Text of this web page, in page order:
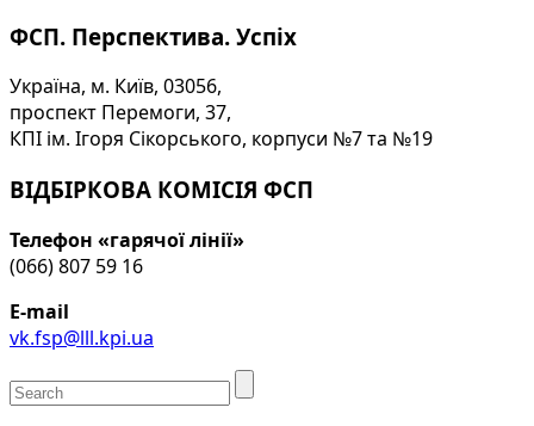
ФСП. Перспектива. Успіх
Україна, м. Київ, 03056,
проспект Перемоги, 37,
КПІ ім. Ігоря Сікорського, корпуси №7 та №19
ВІДБІРКОВА КОМІСІЯ ФСП
Телефон «гарячої лінії»
(066) 807 59 16
E-mail
vk.fsp@lll.kpi.ua